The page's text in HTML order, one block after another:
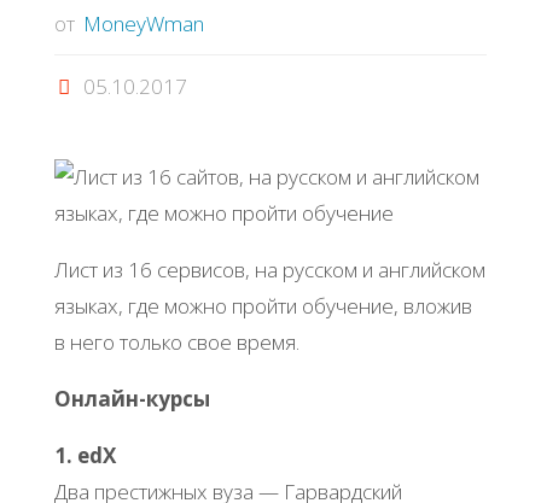
от MoneyWman
05.10.2017
Лист из 16 сервисов, на русском и английском
языках, где можно пройти обучение, вложив
в него только свое время.
Онлайн-курсы
1. edX
Два престижных вуза — Гарвардский